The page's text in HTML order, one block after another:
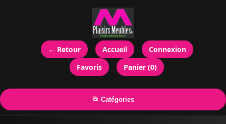
← Retour Accueil
Connexion
Favoris
Panier (0)
📂 Catégories